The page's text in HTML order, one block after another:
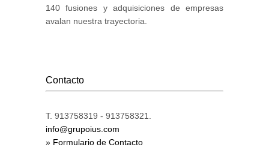
140 fusiones y adquisiciones de empresas
avalan nuestra trayectoria.
Contacto
T. 913758319 - 913758321.
info@grupoius.com
» Formulario de Contacto